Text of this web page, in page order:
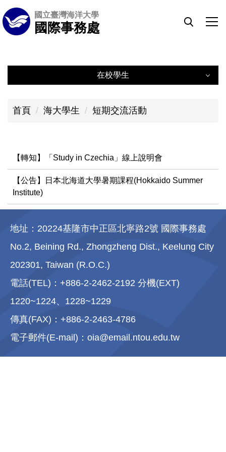
跳
到
主
內
國立臺灣海洋大學
國際事務處
在校學生
短期交流活動
雙聯學位
心得分享
新南向計畫
首頁 海大學生 短期交流活動
【轉知】「Study in Czechia」線上說明會
【公告】日本北海道大學暑期課程(Hokkaido Summer
Institute)
地址：20224基隆市中正區北寧路2號 國際事務處
No.2, Beining Rd., Zhongzheng Dist., Keelung City
202301, Taiwan (R.O.C.)
電話(TEL)：+886-2-2462-2192 分機(EXT)
1220~1224、1228~1229
傳真(FAX)：+886-2-2463-4786
電子郵件(E-mail)：oia@email.ntou.edu.tw